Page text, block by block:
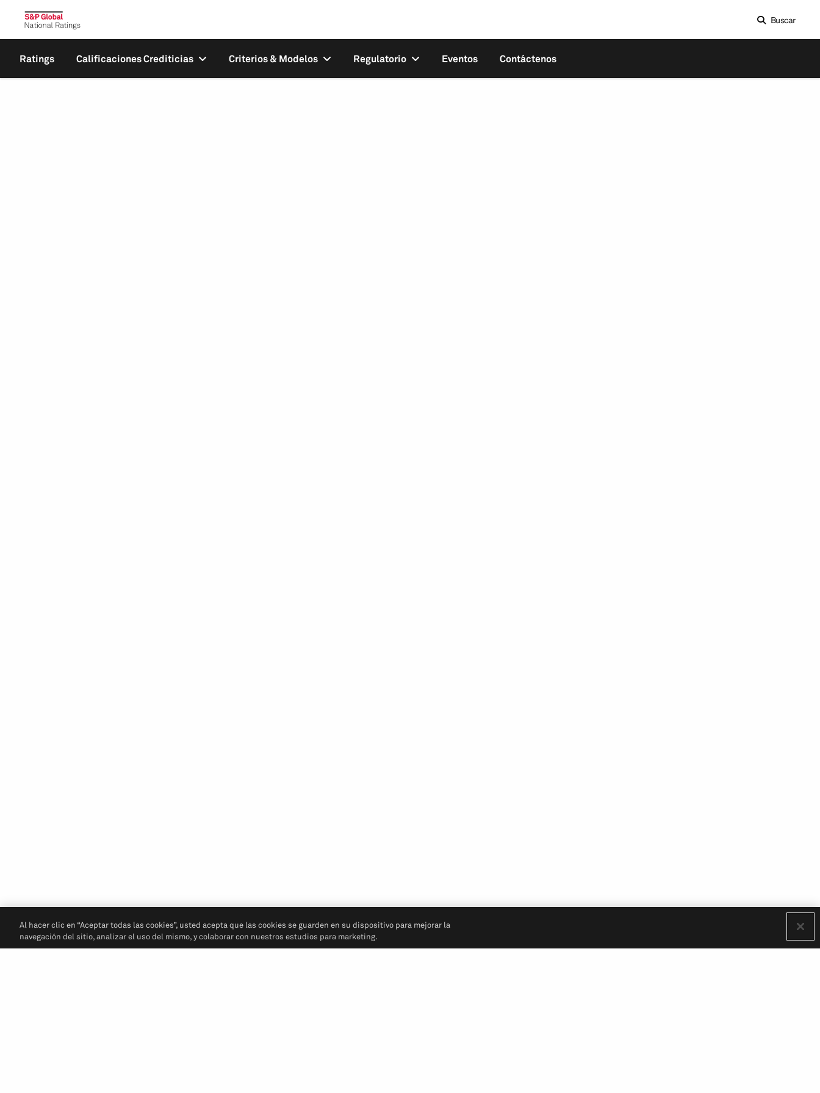
Buscar
Ratings Calificaciones Crediticias Criterios & Modelos Regulatorio Eventos Contáctenos
Al hacer clic en “Aceptar todas las cookies”, usted acepta que las cookies se guarden en su dispositivo para mejorar la
navegación del sitio, analizar el uso del mismo, y colaborar con nuestros estudios para marketing.